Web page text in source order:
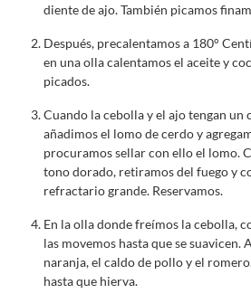
diente de ajo. También picamos
Después, precalentamos a 180°
en una olla calentamos el aceite y
picados.
Cuando la cebolla y el ajo tengan
añadimos el lomo de cerdo y
procuramos sellar con ello el lomo.
tono dorado, retiramos del fuego y
refractario grande. Reservamos.
En la olla donde freímos la cebolla,
las movemos hasta que se suavicen.
naranja, el caldo de pollo y el
hasta que hierva.